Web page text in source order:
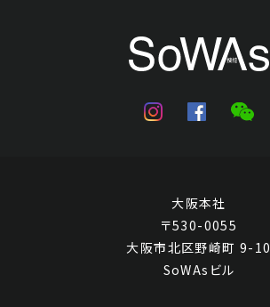
大阪本社
〒530-0055
大阪市北区野崎町 9-10
SoWAsビル